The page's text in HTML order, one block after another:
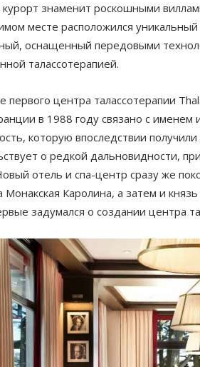
курорт знаменит роскошными
месте расположился
оснащенный передовыми
талассотерапией.
первого центра талассотерапии
в 1988 году связано с
которую впоследствии
о редкой дальновидности,
отель и спа-центр сразу же
Монакская Каролина, а затем и
задумался о создании центра